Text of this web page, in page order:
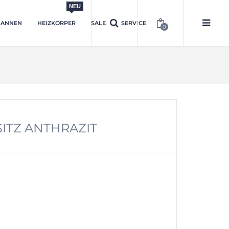
HEIZKÖRPER
NEU
SALE SERVICE
0
ANTHRAZIT